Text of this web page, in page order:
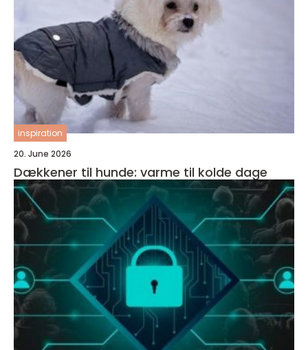
inspiration
20. June 2026
Dækkener til hunde: varme til kolde dage